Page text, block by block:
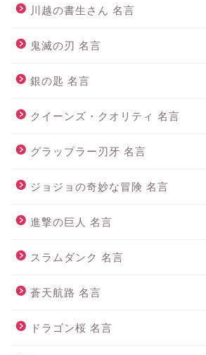
川越の書生さん 名言
鬼滅の刃 名言
銀の匙 名言
クイーンズ・クオリティ 名言
グラップラー刃牙 名言
ジョジョの奇妙な冒険 名言
進撃の巨人 名言
スラムダンク 名言
蒼天航路 名言
ドラゴン桜 名言